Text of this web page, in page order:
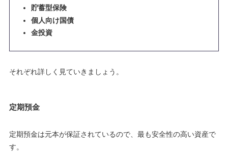
貯蓄型保険
個人向け国債
金投資
それぞれ詳しく見ていきましょう。
定期預金
定期預金は元本が保証されているので、最も安全性の高い資産で
す。